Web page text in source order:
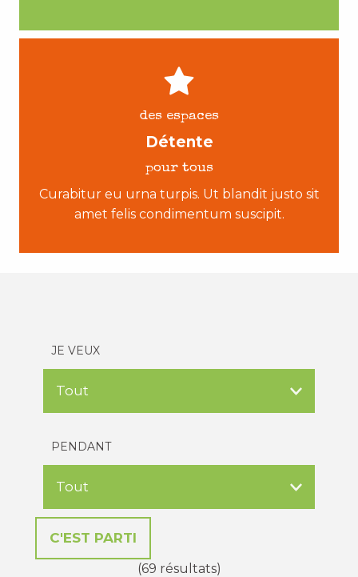
des espaces
Détente
pour tous
Curabitur eu urna turpis. Ut blandit justo sit
amet felis condimentum suscipit.
JE VEUX
PENDANT
(69 résultats)